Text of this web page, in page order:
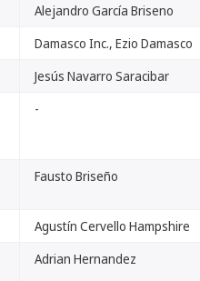
Alejandro García Briseno
Damasco Inc., Ezio Damasco
Jesús Navarro Saracibar
-
Fausto Briseño
Agustín Cervello Hampshire
Adrian Hernandez